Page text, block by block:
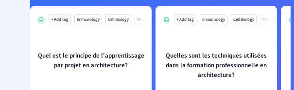
+ Add tag Immunology Cell Biology Mo
Quel est le principe de l'apprentissage
par projet en architecture?
+ Add tag Immunology Cell Biology Mo
Quelles sont les techniques utilisées
dans la formation professionnelle en
architecture?